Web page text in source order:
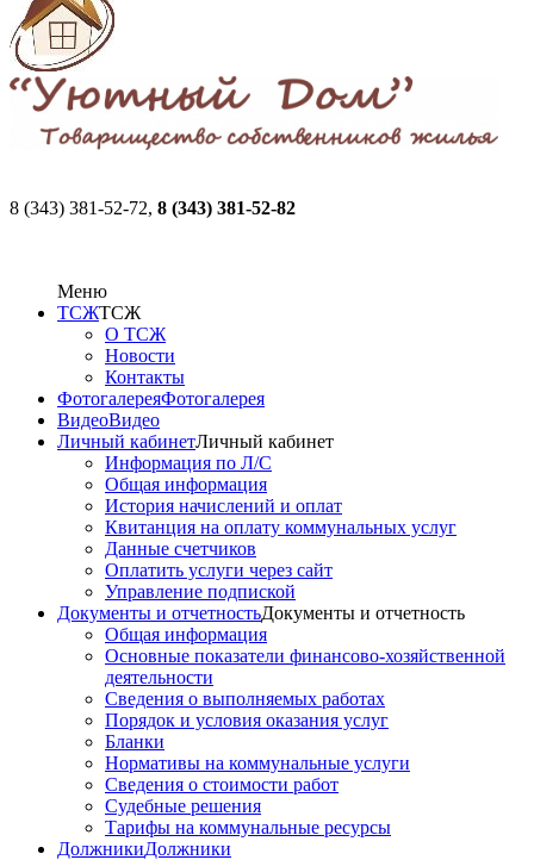
8 (343) 381-52-72, 8 (343) 381-52-82
Меню
ТСЖТСЖ
О ТСЖ
Новости
Контакты
ФотогалереяФотогалерея
ВидеоВидео
Личный кабинетЛичный кабинет
Информация по Л/С
Общая информация
История начислений и оплат
Квитанция на оплату коммунальных услуг
Данные счетчиков
Оплатить услуги через сайт
Управление подпиской
Документы и отчетностьДокументы и отчетность
Общая информация
Основные показатели финансово-хозяйственной
деятельности
Сведения о выполняемых работах
Порядок и условия оказания услуг
Бланки
Нормативы на коммунальные услуги
Сведения о стоимости работ
Судебные решения
Тарифы на коммунальные ресурсы
ДолжникиДолжники